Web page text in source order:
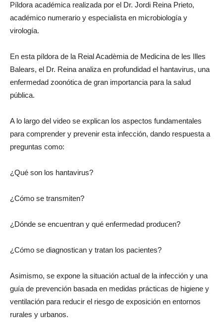
Píldora académica realizada por el Dr. Jordi Reina Prieto,
académico numerario y especialista en microbiología y
virología.
En esta píldora de la Reial Acadèmia de Medicina de les Illes
Balears, el Dr. Reina analiza en profundidad el hantavirus, una
enfermedad zoonótica de gran importancia para la salud
pública.
A lo largo del video se explican los aspectos fundamentales
para comprender y prevenir esta infección, dando respuesta a
preguntas como:
¿Qué son los hantavirus?
¿Cómo se transmiten?
¿Dónde se encuentran y qué enfermedad producen?
¿Cómo se diagnostican y tratan los pacientes?
Asimismo, se expone la situación actual de la infección y una
guía de prevención basada en medidas prácticas de higiene y
ventilación para reducir el riesgo de exposición en entornos
rurales y urbanos.